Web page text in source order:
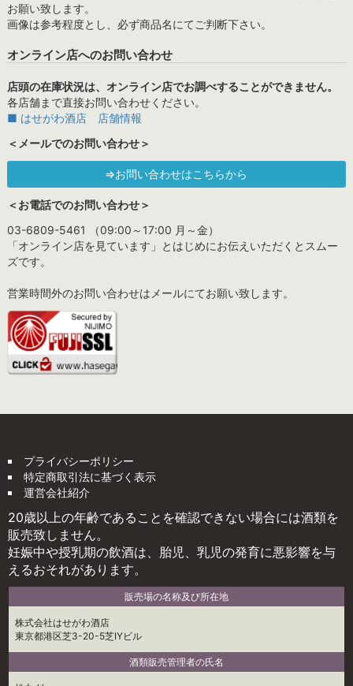
お願い致します。
画像は参考程度とし、必ず商品名にてご判断下さい。
オンライン店へのお問い合わせ
店頭の在庫状況は、オンライン店でお調べすることができません。
各店舗まで直接お問い合わせください。
■ はせがわ酒店 店舗情報
＜メールでのお問い合わせ＞
⇒お問い合わせはこちらから
＜お電話でのお問い合わせ＞
03-6809-5461 （09:00～17:00 月～金）
「オンライン店を見ています」とはじめにお伝えいただくとスムー
ズです。
営業時間外のお問い合わせはメールにてお願い致します。
プライバシーポリシー
特定商取引法に基づく表示
運営会社紹介
20歳以上の年齢であることを確認できない場合には酒類を
販売致しません。
妊娠中や授乳期の飲酒は、胎児、乳児の発育に悪影響を与
えるおそれがあります。
販売場の名称及び所在地
株式会社はせがわ酒店
東京都港区芝3-20-5芝IYビル
酒類販売管理者の氏名